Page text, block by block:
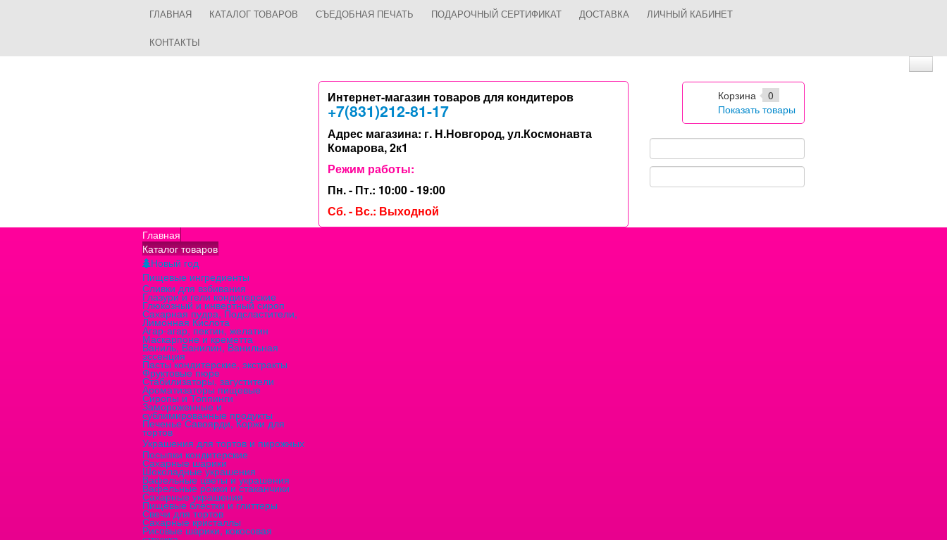
ГЛАВНАЯ КАТАЛОГ ТОВАРОВ СЪЕДОБНАЯ ПЕЧАТЬ ПОДАРОЧНЫЙ СЕРТИФИКАТ ДОСТАВКА ЛИЧНЫЙ КАБИНЕТ
КОНТАКТЫ
Интернет-магазин товаров для кондитеров
+7(831)212-81-17
Адрес магазина: г. Н.Новгород, ул.Космонавта
Комарова, 2к1
Режим работы:
Пн. - Пт.: 10:00 - 19:00
Сб. - Вс.: Выходной
Корзина
0
Показать товары
Главная
Каталог товаров
Новый год
Пищевые ингредиенты
Сливки для взбивания
Глазури и гели кондитерские
Глюкозный и инвертный сироп
Сахарная пудра, Подсластители,
Лимонная Кислота
Агар-агар, пектин, желатин
Маскарпоне и креметта
Ваниль, Ванилин, Ванильная
эссенция
Пасты кондитерские, экстракты
Фруктовые пюре
Стабилизаторы, загустители
Ароматизаторы пищевые
Сиропы и Топпинги
Замороженные и
сублимированные продукты
Печенье Савоярди, Коржи для
тортов
Украшения для тортов и пирожных
Посыпки кондитерские
Сахарные шарики
Шоколадные украшения
Вафельные цветы и украшения
Вафельные рожки и стаканчики
Сахарные украшения
Пищевые блестки и глиттеры
Свечи для тортов
Сахарные кристаллы
Рисовые шарики, кокосовая